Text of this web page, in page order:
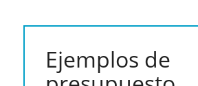
Ejemplos de